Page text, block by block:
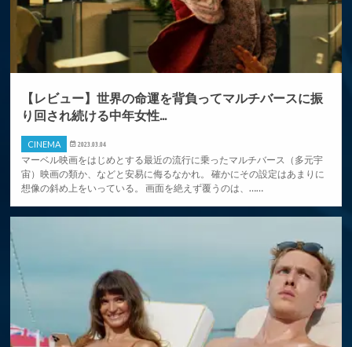
【レビュー】世界の命運を背負ってマルチバースに振
り回され続ける中年女性...
CINEMA 2023.03.04
マーベル映画をはじめとする最近の流行に乗ったマルチバース（多元宇
宙）映画の類か、などと安易に侮るなかれ。 確かにその設定はあまりに
想像の斜め上をいっている。 画面を絶えず覆うのは、……